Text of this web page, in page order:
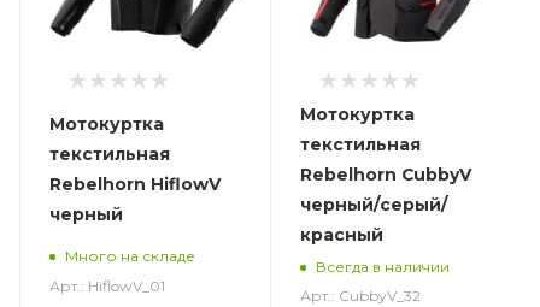
Мотокуртка
текстильная
Rebelhorn HiflowV
черный
Много на складе
Арт.: HiflowV_01
Мотокуртка
текстильная
Rebelhorn CubbyV
черный/серый/
красный
Всегда в наличии
Арт.: CubbyV_32